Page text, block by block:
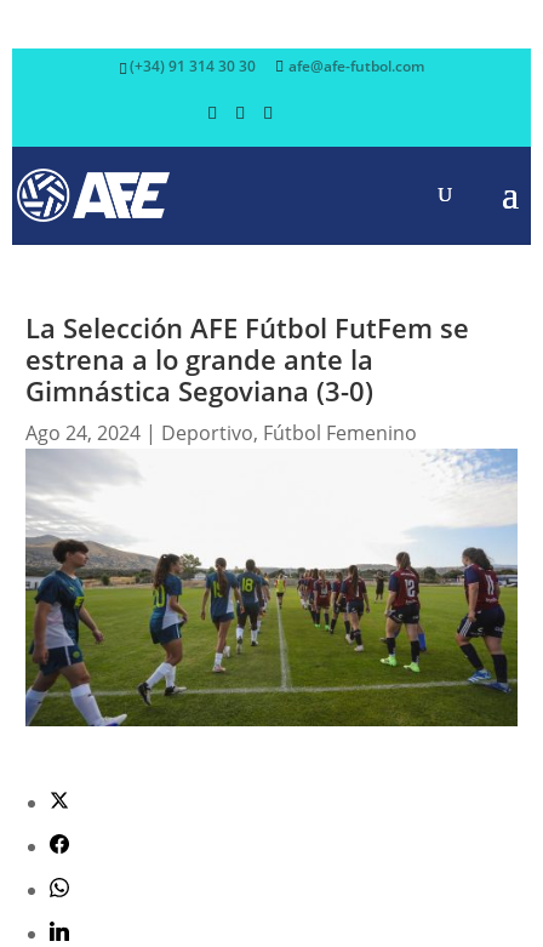
(+34) 91 314 30 30 afe@afe-futbol.com
La Selección AFE Fútbol FutFem se
estrena a lo grande ante la
Gimnástica Segoviana (3-0)
Ago 24, 2024| Deportivo, Fútbol Femenino